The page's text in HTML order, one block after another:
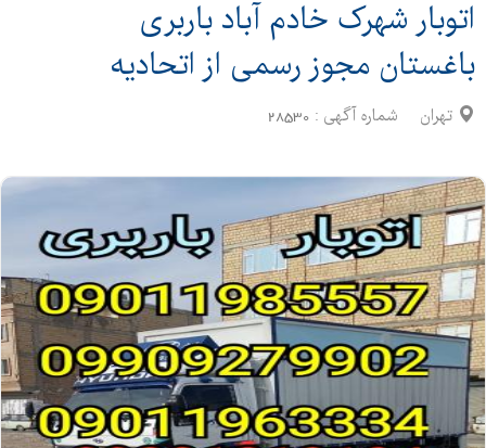
اتوبار شهرک خادم آباد باربری
باغستان مجوز رسمی از اتحادیه
تهران شماره آگهی : 28530